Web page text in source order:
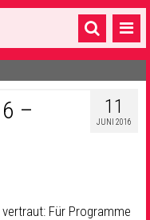
11
JUNI 2016
–
Für Programme